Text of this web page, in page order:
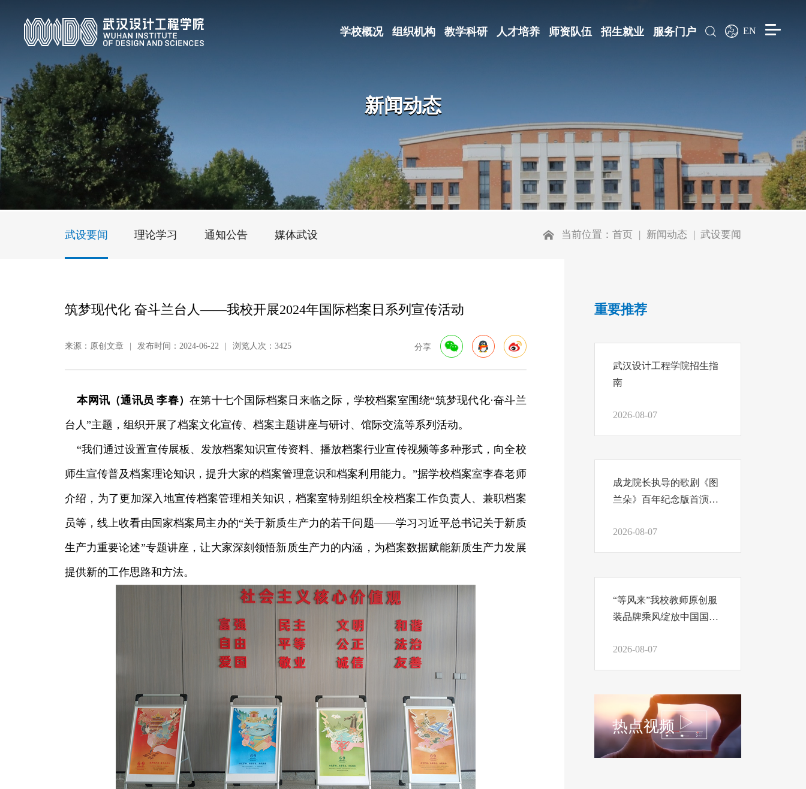
学校概况 组织机构 教学科研 人才培养 师资队伍 招生就业 服务门户 EN
新闻动态
武设要闻 理论学习 通知公告 媒体武设 当前位置： 首页 新闻动态 武设要闻
筑梦现代化 奋斗兰台人——我校开展2024年国际档案日系列宣传活动
来源：原创文章 | 发布时间：2024-06-22 | 浏览人次：3425 分享
本网讯（通讯员 李春）在第十七个国际档案日来临之际，学校档案室围绕“筑梦现代化·奋斗兰
台人”主题，组织开展了档案文化宣传、档案主题讲座与研讨、馆际交流等系列活动。
“我们通过设置宣传展板、发放档案知识宣传资料、播放档案行业宣传视频等多种形式，向全校
师生宣传普及档案理论知识，提升大家的档案管理意识和档案利用能力。”据学校档案室李春老师
介绍，为了更加深入地宣传档案管理相关知识，档案室特别组织全校档案工作负责人、兼职档案
员等，线上收看由国家档案局主办的“关于新质生产力的若干问题——学习习近平总书记关于新质
生产力重要论述”专题讲座，让大家深刻领悟新质生产力的内涵，为档案数据赋能新质生产力发展
提供新的工作思路和方法。
重要推荐
武汉设计工程学院招生指
南
2026-08-07
成龙院长执导的歌剧《图
兰朵》百年纪念版首演，
上！
2026-08-07
“等风来”我校教师原创服
装品牌乘风绽放中国国际
2026-08-07
热点视频